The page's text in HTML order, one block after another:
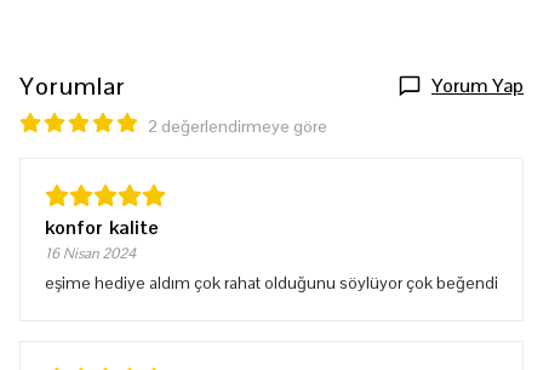
Yorumlar Yorum Yap
2 değerlendirmeye göre
konfor kalite
16 Nisan 2024
eşime hediye aldım çok rahat olduğunu söylüyor çok beğendi